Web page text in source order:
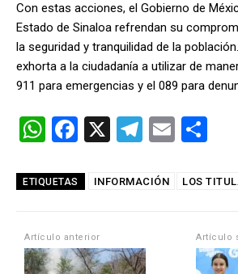
Con estas acciones, el Gobierno de
Estado de Sinaloa refrendan su
la seguridad y tranquilidad de la
exhorta a la ciudadanía a utilizar de
911 para emergencias y el 089 para
W
at
A
p
F
ce
o
o
X
T
e
m
E
ail m
ar
tir
ETIQUETAS INFORMACIÓN LOS
Artículo anterior Artículo